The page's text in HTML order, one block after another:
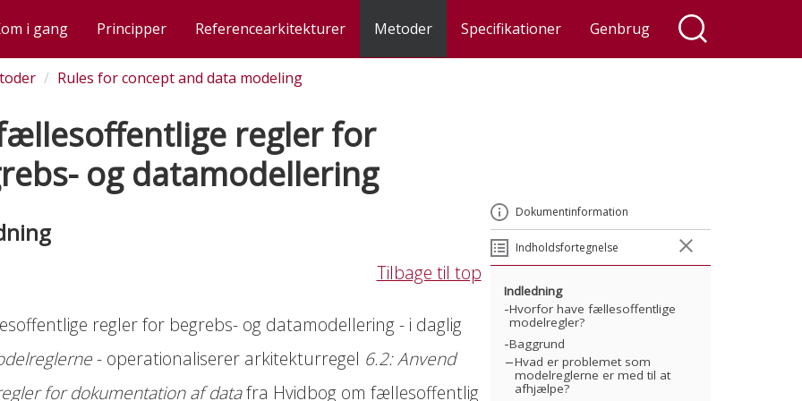
i gang Principper
rammer
og effektivitet
Referencearkitekturer
og dokumenter
for borgere og virksomheder
Metoder
af arkitektur i digitaliseringsprojekter
i den offentlige sektor
sektor
med Archimate
Specifikationer Genbrug
Rules for concept and data modeling
regler for
og datamodellering
Tilbage til top
regler for begrebs- og datamodellering - i daglig
- operationaliserer arkitekturregel 6.2: Anvend
for dokumentation af datafra Hvidbog om fællesoffentlig
Dokumentinformation
Indholdsfortegnelse
Indledning
Hvorfor have fællesoffentlige
modelregler?
Baggrund
Hvad er problemet som
modelreglerne er med til at
afhjælpe?